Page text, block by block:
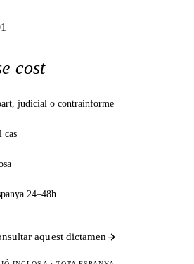
cost
judicial o contrainforme
cas
24–48h
aquest dictamen